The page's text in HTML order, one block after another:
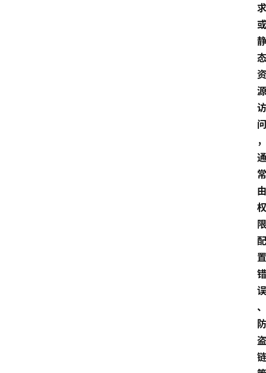
求
或
静
态
资
源
访
问
，
通
常
由
权
限
配
置
错
误
、
防
盗
链